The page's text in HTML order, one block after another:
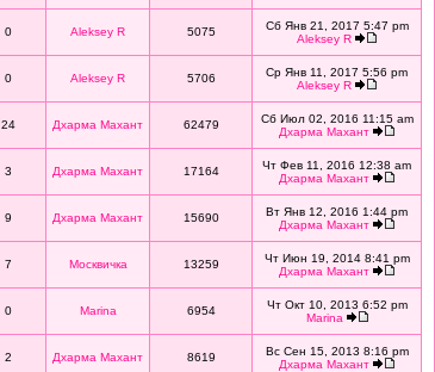
0 Aleksey R 5075
Сб Янв 21, 2017 5:47 pm
Aleksey R
0 Aleksey R 5706
Ср Янв 11, 2017 5:56 pm
Aleksey R
24 Дхарма Махант 62479
Сб Июл 02, 2016 11:15 am
Дхарма Махант
3 Дхарма Махант 17164
Чт Фев 11, 2016 12:38 am
Дхарма Махант
9 Дхарма Махант 15690
Вт Янв 12, 2016 1:44 pm
Дхарма Махант
7 Москвичка 13259
Чт Июн 19, 2014 8:41 pm
Дхарма Махант
0 Marina 6954
Чт Окт 10, 2013 6:52 pm
Marina
2 Дхарма Махант 8619
Вс Сен 15, 2013 8:16 pm
Дхарма Махант